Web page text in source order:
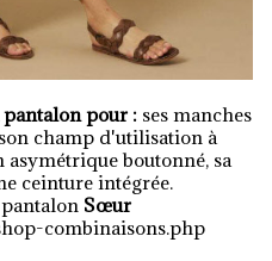
pour : ses manches
champ d'utilisation à
asymétrique boutonné, sa
ceinture intégrée.
Sœur
combinaisons.php